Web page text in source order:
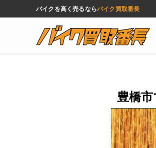
バイクを高く売るならバイク買取番長
豊橋